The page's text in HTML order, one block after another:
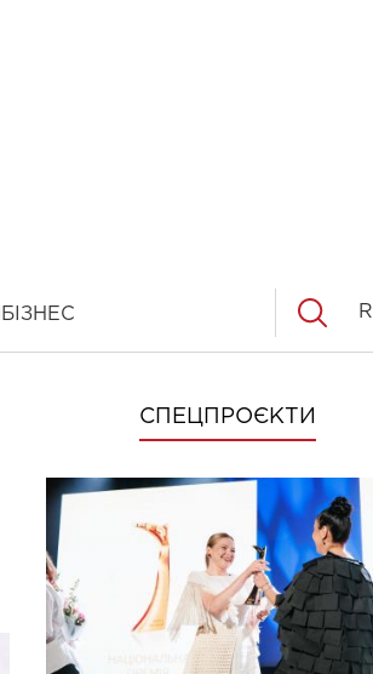
БІЗНЕС
СПЕЦПРОЄКТИ